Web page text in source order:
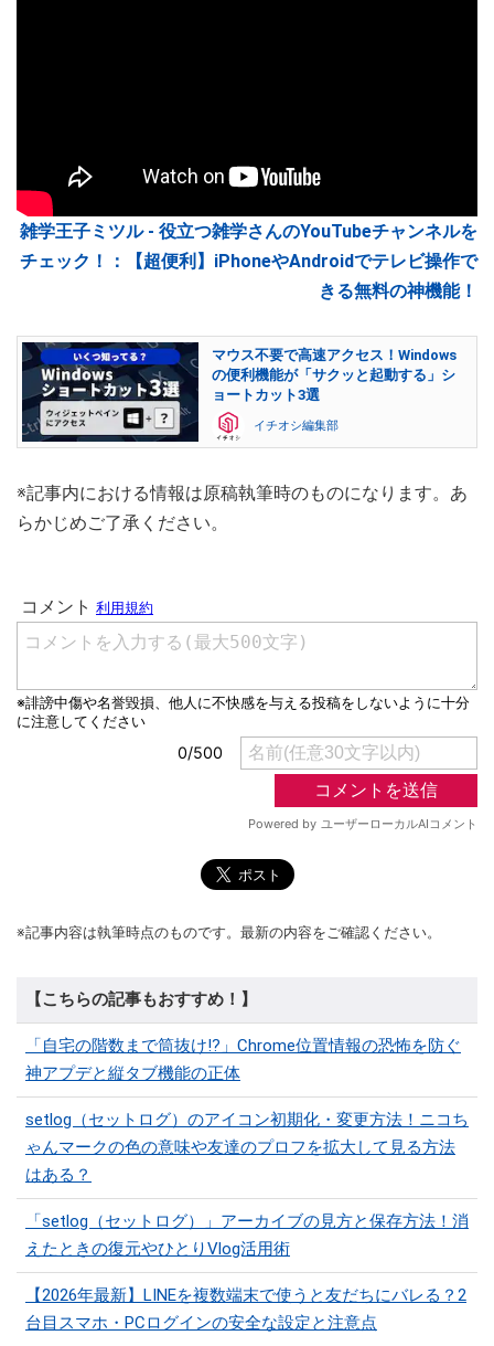
雑学王子ミツル - 役立つ雑学さんのYouTubeチャンネルを
チェック！：【超便利】iPhoneやAndroidでテレビ操作で
きる無料の神機能！
マウス不要で高速アクセス！Windows
の便利機能が「サクッと起動する」シ
ョートカット3選
イチオシ編集部
※記事内における情報は原稿執筆時のものになります。あ
らかじめご了承ください。
※記事内容は執筆時点のものです。最新の内容をご確認ください。
【こちらの記事もおすすめ！】
「自宅の階数まで筒抜け!?」Chrome位置情報の恐怖を防ぐ
神アプデと縦タブ機能の正体
setlog（セットログ）のアイコン初期化・変更方法！ニコち
ゃんマークの色の意味や友達のプロフを拡大して見る方法
はある？
「setlog（セットログ）」アーカイブの見方と保存方法！消
えたときの復元やひとりVlog活用術
【2026年最新】LINEを複数端末で使うと友だちにバレる？2
台目スマホ・PCログインの安全な設定と注意点